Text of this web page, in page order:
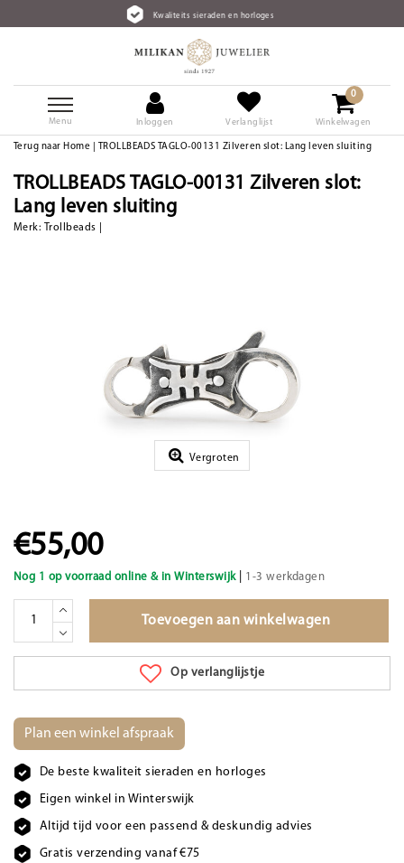
Kwaliteits sieraden en horloges
Menu Inloggen Verlanglijst
0
Winkelwagen
Terug naar Home TROLLBEADS TAGLO-00131 Zilveren slot: Lang leven sluiting
TROLLBEADS TAGLO-00131 Zilveren slot:
Lang leven sluiting
Merk: Trollbeads
Vergroten
€55,00
Nog 1 op voorraad online & in Winterswijk| 1-3 werkdagen
Toevoegen aan winkelwagen
Op verlanglijstje
Plan een winkel afspraak
De beste kwaliteit sieraden en horloges
Eigen winkel in Winterswijk
Altijd tijd voor een passend & deskundig advies
Gratis verzending vanaf €75